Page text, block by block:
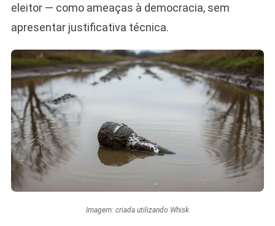
eleitor — como ameaças à democracia, sem
apresentar justificativa técnica.
Imagem: criada utilizando Whisk